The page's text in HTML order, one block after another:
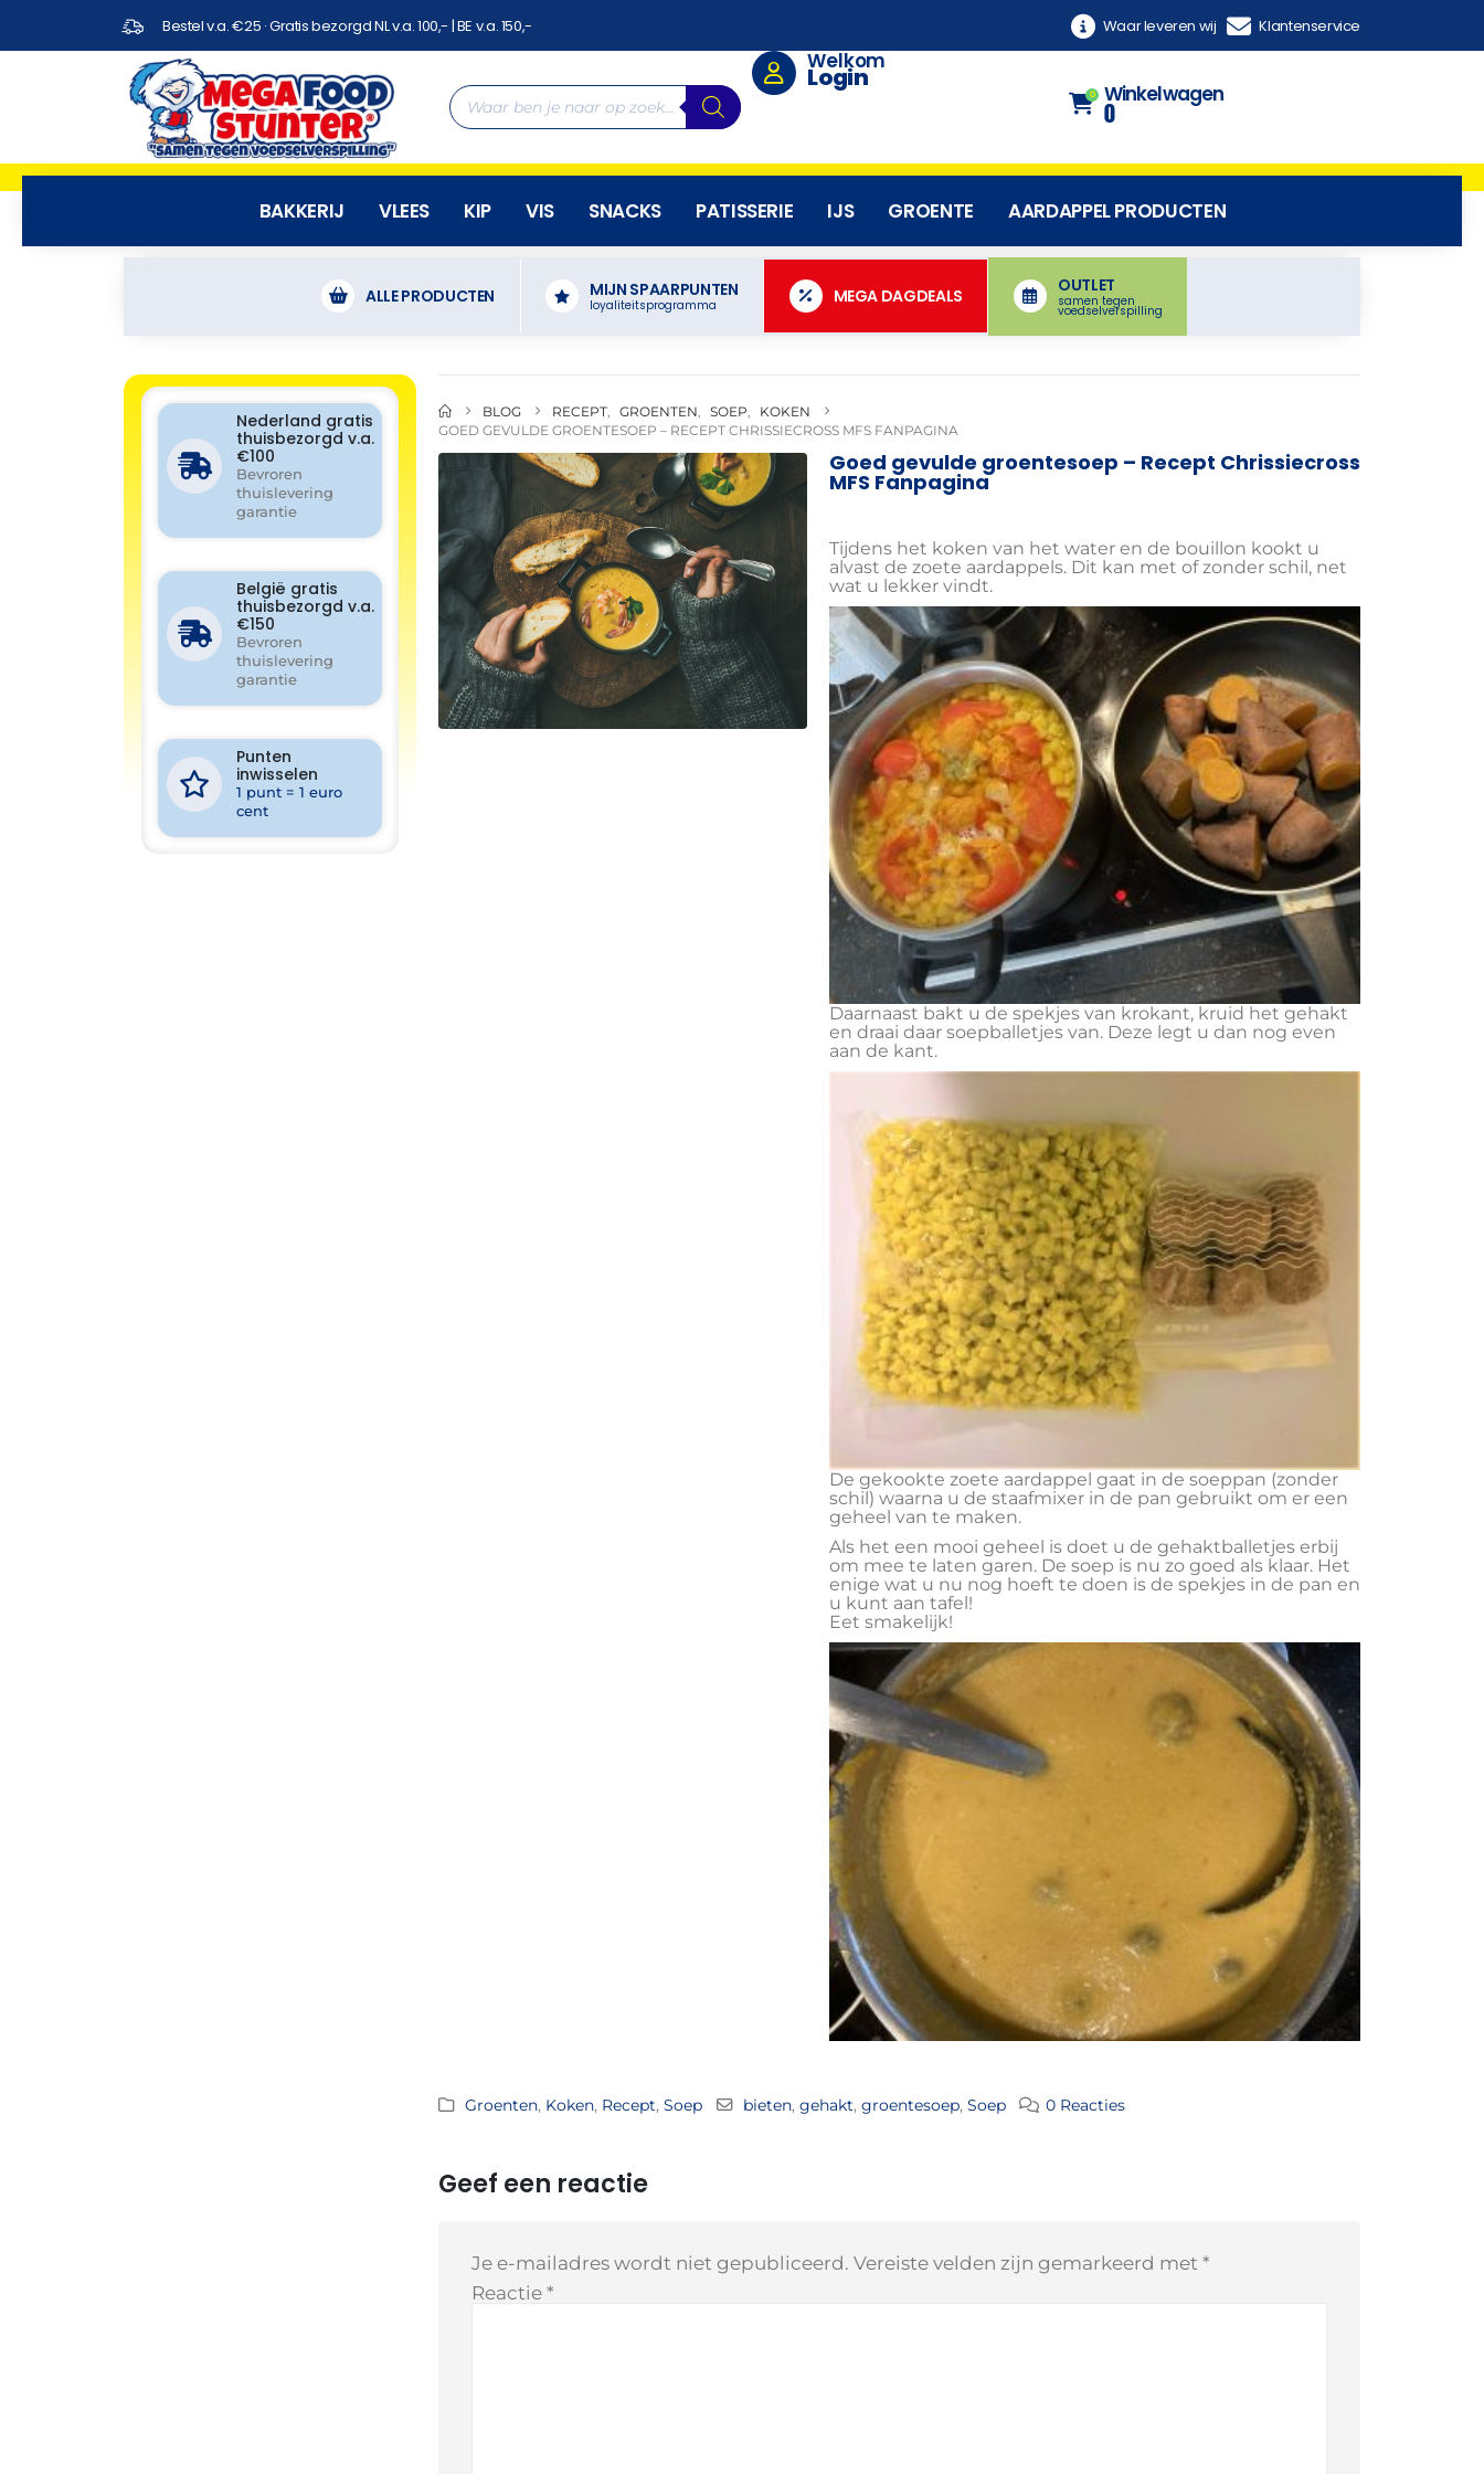
Bestel v.a. €25 · Gratis bezorgd NL v.a. 100,- | BE v.a. 150,- Waar leveren wij Klantenservice
Welkom
Login
0 Winkelwagen
0
BAKKERIJ VLEES KIP VIS SNACKS PATISSERIE IJS GROENTE AARDAPPEL PRODUCTEN
ALLE PRODUCTEN MIJN SPAARPUNTEN
loyaliteitsprogramma MEGA DAGDEALS
OUTLET
samen tegen
voedselverspilling
BLOG RECEPT GROENTEN SOEP
KOKEN
GOED GEVULDE GROENTESOEP – RECEPT CHRISSIECROSS MFS FANPAGINA
Goed gevulde groentesoep – Recept Chrissiecross
MFS Fanpagina
Tijdens het koken van het water en de bouillon kookt u
alvast de zoete aardappels. Dit kan met of zonder schil, net
wat u lekker vindt.
Daarnaast bakt u de spekjes van krokant, kruid het gehakt
en draai daar soepballetjes van. Deze legt u dan nog even
aan de kant.
De gekookte zoete aardappel gaat in de soeppan (zonder
schil) waarna u de staafmixer in de pan gebruikt om er een
geheel van te maken.
Als het een mooi geheel is doet u de gehaktballetjes erbij
om mee te laten garen. De soep is nu zo goed als klaar. Het
enige wat u nu nog hoeft te doen is de spekjes in de pan en
u kunt aan tafel!
Eet smakelijk!
Groenten, Koken, Recept,Soep bieten, gehakt, groentesoep, Soep 0 Reacties
Geef een reactie
Je e-mailadres wordt niet gepubliceerd. Vereiste velden zijn gemarkeerd met *
Reactie *
Nederland gratis
thuisbezorgd v.a.
€100
Bevroren
thuislevering
garantie
België gratis
thuisbezorgd v.a.
€150
Bevroren
thuislevering
garantie
Punten
inwisselen
1 punt = 1 euro
cent